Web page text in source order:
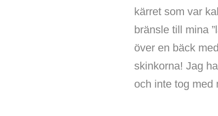
kärret som var
bränsle till mina
över en bäck
skinkorna! Jag
och inte tog med